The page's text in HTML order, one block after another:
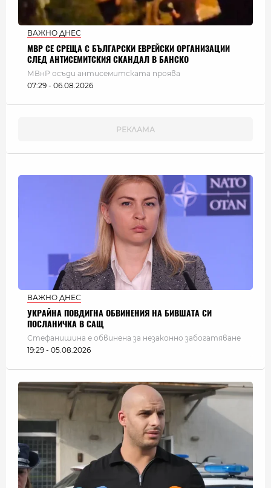
ВАЖНО ДНЕС
МВР СЕ СРЕЩА С БЪЛГАРСКИ ЕВРЕЙСКИ ОРГАНИЗАЦИИ
СЛЕД АНТИСЕМИТСКИЯ СКАНДАЛ В БАНСКО
МВнР осъди антисемитската проява
07:29 - 06.08.2026
ВАЖНО ДНЕС
УКРАЙНА ПОВДИГНА ОБВИНЕНИЯ НА БИВШАТА СИ
ПОСЛАНИЧКА В САЩ
Стефанишина е обвинена за незаконно забогатяване
19:29 - 05.08.2026